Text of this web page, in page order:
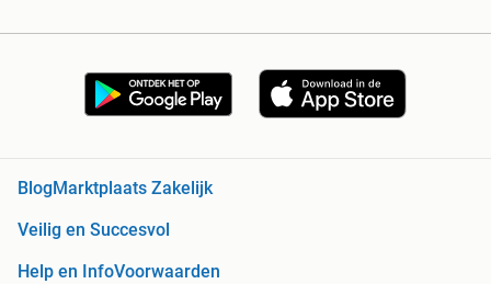
BlogMarktplaats Zakelijk
Veilig en Succesvol
Help en InfoVoorwaarden